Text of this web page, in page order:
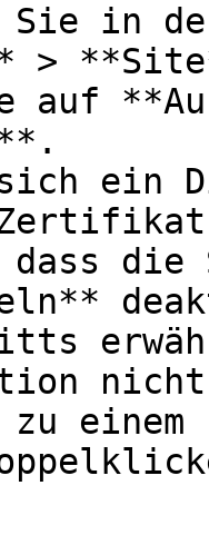
in
>
auf
ein
dass die
nicht
einem